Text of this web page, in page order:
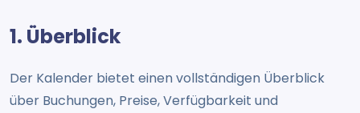
1. Überblick
Der Kalender bietet einen vollständigen Überblick
über Buchungen, Preise, Verfügbarkeit und